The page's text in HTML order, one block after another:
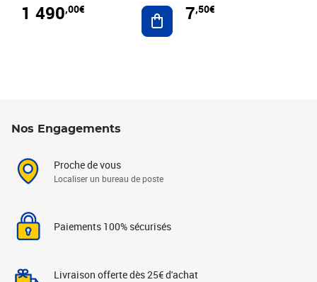
1 490,00€ Ajouter au panier
7,50€
Nos Engagements
Proche de vous
Localiser un bureau de poste
Paiements 100% sécurisés
Livraison offerte dès 25€ d'achat